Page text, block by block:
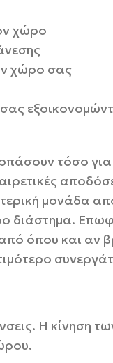
χώρο
χώρο σας
τόσο για
μονάδα
διάστημα.
όπου και αν
Η κίνηση